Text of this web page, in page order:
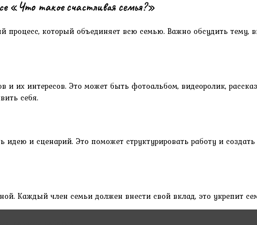
«Что такое счастливая семья?»
процесс, который объединяет всю семью. Важно обсудить тему,
и их интересов. Это может быть фотоальбом, видеоролик,
себя.
идею и сценарий. Это поможет структурировать работу и
Каждый член семьи должен внести свой вклад, это укрепит